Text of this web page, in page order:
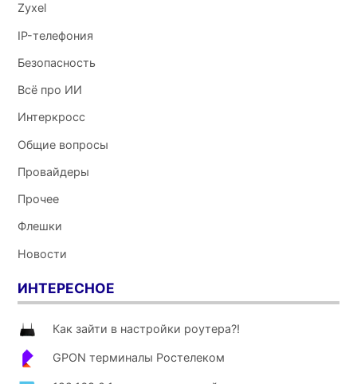
Zyxel
IP-телефония
Безопасность
Всё про ИИ
Интеркросс
Общие вопросы
Провайдеры
Прочее
Флешки
Новости
ИНТЕРЕСНОЕ
Как зайти в настройки роутера?!
GPON терминалы Ростелеком